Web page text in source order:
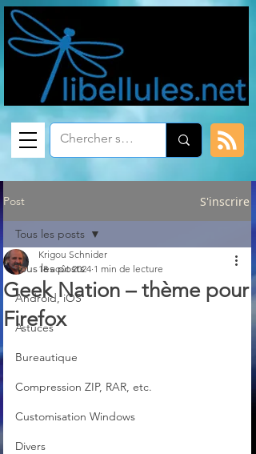
Post S'inscrire
Tous les posts
Android, iOS
Astuces
Bureautique
Compression ZIP, RAR, etc.
Customisation Windows
Divers
Tous les posts
Geek Nation – thème pour
Firefox
Krigou Schnider
18 août 2024 1 min de lecture